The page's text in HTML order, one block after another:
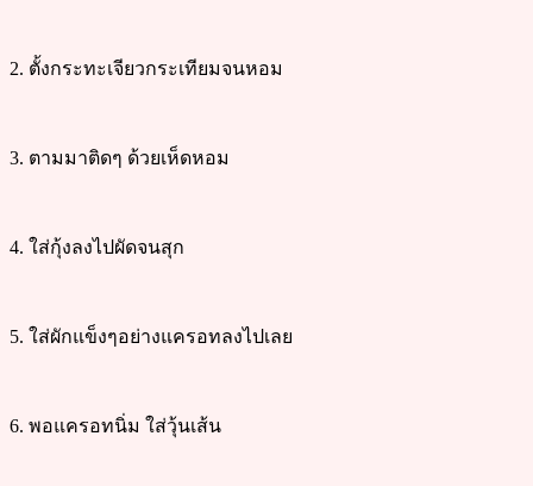
2. ตั้งกระทะเจียวกระเทียมจนหอม
3. ตามมาติดๆ ด้วยเห็ดหอม
4. ใส่กุ้งลงไปผัดจนสุก
5. ใส่ผักแข็งๆอย่างแครอทลงไปเลย
6. พอแครอทนิ่ม ใส่วุ้นเส้น